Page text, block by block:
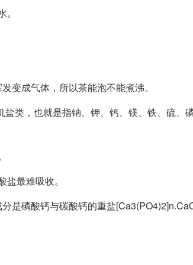
气体，所以茶能泡不能煮沸。
就是指钠、钾、钙、镁、铁、硫、磷
最难吸收。
酸钙与碳酸钙的重盐